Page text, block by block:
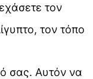
τον
τον τόπο
σας. Αυτόν να